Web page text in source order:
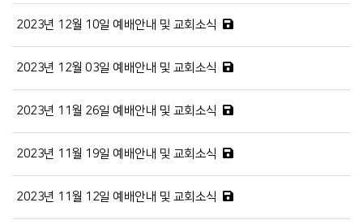
2023년 12월 10일 예배안내 및 교회소식
2023년 12월 03일 예배안내 및 교회소식
2023년 11월 26일 예배안내 및 교회소식
2023년 11월 19일 예배안내 및 교회소식
2023년 11월 12일 예배안내 및 교회소식